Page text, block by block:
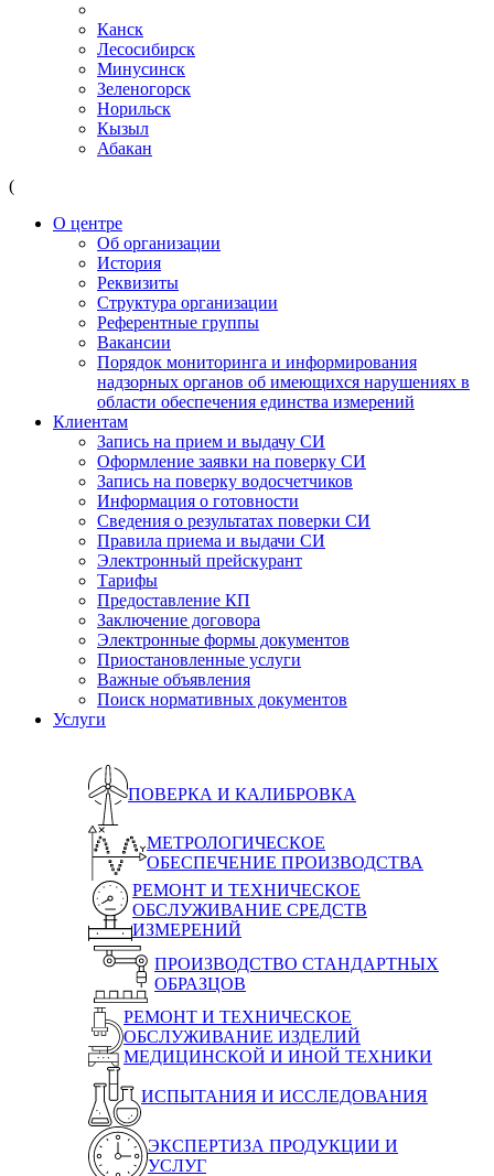
Канск
Лесосибирск
Минусинск
Зеленогорск
Норильск
Кызыл
Абакан
(
О центре
Об организации
История
Реквизиты
Структура организации
Референтные группы
Вакансии
Порядок мониторинга и информирования
надзорных органов об имеющихся нарушениях в
области обеспечения единства измерений
Клиентам
Запись на прием и выдачу СИ
Оформление заявки на поверку СИ
Запись на поверку водосчетчиков
Информация о готовности
Сведения о результатах поверки СИ
Правила приема и выдачи СИ
Электронный прейскурант
Тарифы
Предоставление КП
Заключение договора
Электронные формы документов
Приостановленные услуги
Важные объявления
Поиск нормативных документов
Услуги
ПОВЕРКА И КАЛИБРОВКА
МЕТРОЛОГИЧЕСКОЕ
ОБЕСПЕЧЕНИЕ ПРОИЗВОДСТВА
РЕМОНТ И ТЕХНИЧЕСКОЕ
ОБСЛУЖИВАНИЕ СРЕДСТВ
ИЗМЕРЕНИЙ
ПРОИЗВОДСТВО СТАНДАРТНЫХ
ОБРАЗЦОВ
РЕМОНТ И ТЕХНИЧЕСКОЕ
ОБСЛУЖИВАНИЕ ИЗДЕЛИЙ
МЕДИЦИНСКОЙ И ИНОЙ ТЕХНИКИ
ИСПЫТАНИЯ И ИССЛЕДОВАНИЯ
ЭКСПЕРТИЗА ПРОДУКЦИИ И
УСЛУГ